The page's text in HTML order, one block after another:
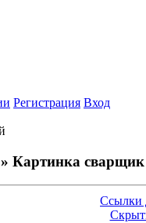
Регистрация Вход
» Картинка сварщик
Ссылки